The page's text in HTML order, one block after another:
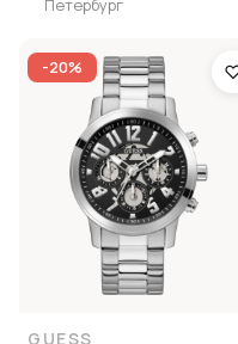
Петербург
-20%
GUESS